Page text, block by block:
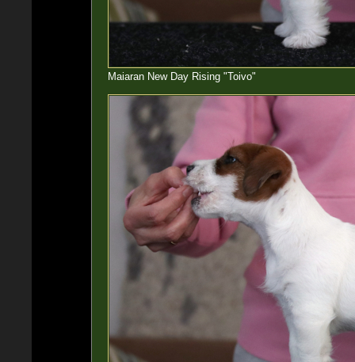
Maiaran New Day Rising "Toivo"